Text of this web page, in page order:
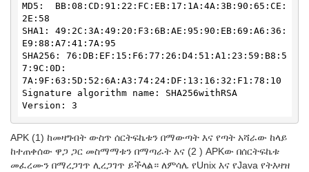
MD5:  BB:08:CD:91:22:FC:EB:17:1A:4A:3B:90:65:CE:
2E:58
SHA1: 49:2C:3A:49:20:F3:6B:AE:95:90:EB:69:A6:36:
E9:88:A7:41:7A:95
SHA256: 76:DB:EF:15:F6:77:26:D4:51:A1:23:59:B8:5
7:9C:0D:
7A:9F:63:5D:52:6A:A3:74:24:DF:13:16:32:F1:78:10
Signature algorithm name: SHA256withRSA
Version: 3
APK (1) ከመዛግብት ውስጥ ሰርትፍኬቱን በማውጣት እና የጣት አሻራው ከላይ
ከተጠቀሰው ዋጋ ጋር መስማማቱን በማጣራት እና (2 ) APKው በሰርትፍኬቱ
መፈረሙን በማረጋገጥ ሊረጋገጥ ይችላል። ለምሳሌ የUnix እና የJava የትእዛዝ